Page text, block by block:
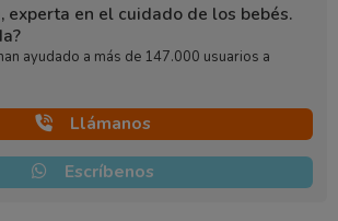
experta en el cuidado de los bebés.
ayudado a más de 147.000 usuarios a
Llámanos
Escríbenos